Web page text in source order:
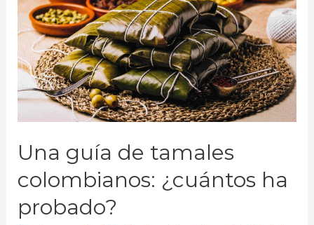
Una guía de tamales
colombianos: ¿cuántos ha
probado?